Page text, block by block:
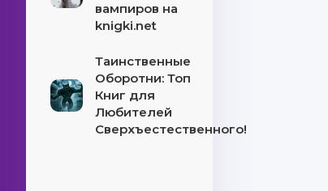
вампиров на
knigki.net
Таинственные
Оборотни: Топ
Книг для
Любителей
Сверхъестественного!